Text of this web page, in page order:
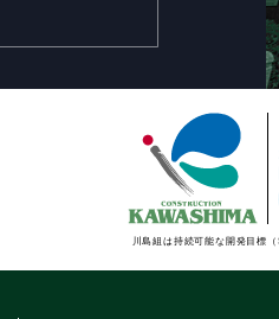
川島組は持続可能な開発目標